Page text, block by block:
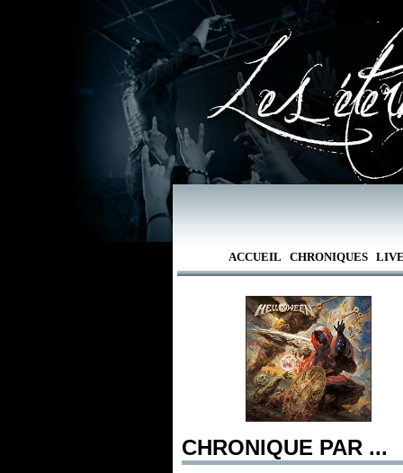
ACCUEIL CHRONIQUES
CHRONIQUE PAR ...